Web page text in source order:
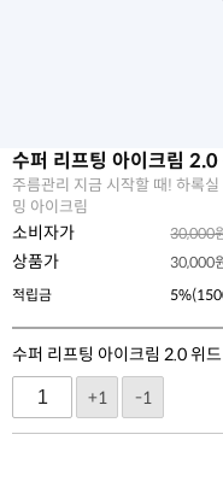
수퍼 리프팅 아이크림 2.0
주름관리 지금 시작할 때! 하록
밍 아이크림
소비자가 30,000
상품가 30,000
적립금
수퍼 리프팅 아이크림 2.0 위
+1
-1